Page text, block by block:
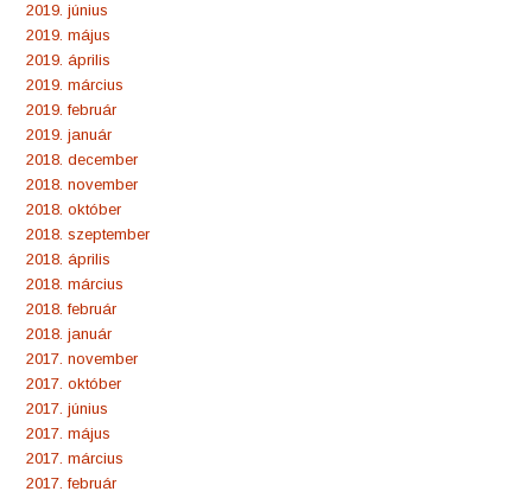
2019. június
2019. május
2019. április
2019. március
2019. február
2019. január
2018. december
2018. november
2018. október
2018. szeptember
2018. április
2018. március
2018. február
2018. január
2017. november
2017. október
2017. június
2017. május
2017. március
2017. február